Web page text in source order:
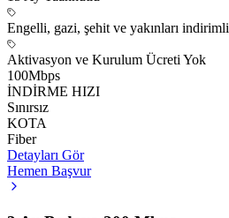
Engelli, gazi, şehit ve yakınları indirimli
Aktivasyon ve Kurulum Ücreti Yok
100Mbps
İNDİRME HIZI
Sınırsız
KOTA
Fiber
Detayları Gör
Hemen Başvur